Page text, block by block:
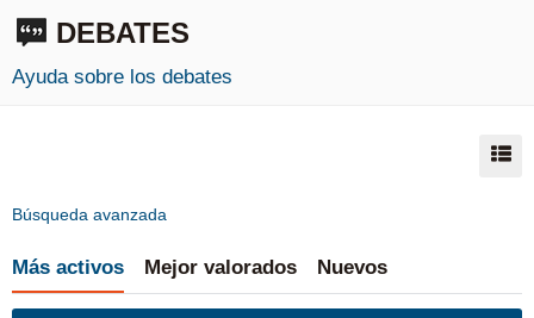
DEBATES
Ayuda sobre los debates
Búsqueda avanzada
Más activos Mejor valorados Nuevos